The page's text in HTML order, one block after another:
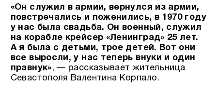
«Он служил в армии, вернулся из армии,
повстречались и поженились, в 1970 году
у нас была свадьба. Он военный, служил
на корабле крейсер «Ленинград» 25 лет.
А я была с детьми, трое детей. Вот они
все выросли, у нас теперь внуки и один
правнук», — рассказывает жительница
Севастополя Валентина Корпало.